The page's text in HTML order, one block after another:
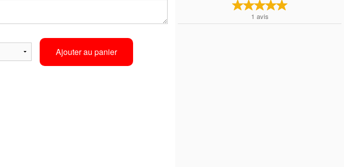
1 avis
Ajouter au panier